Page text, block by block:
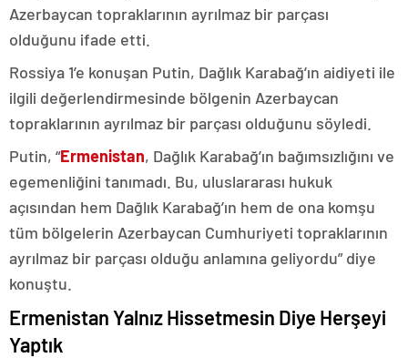
Azerbaycan topraklarının ayrılmaz bir parçası
olduğunu ifade etti.
Rossiya 1’e konuşan Putin, Dağlık Karabağ’ın aidiyeti ile
ilgili değerlendirmesinde bölgenin Azerbaycan
topraklarının ayrılmaz bir parçası olduğunu söyledi.
Putin, “Ermenistan, Dağlık Karabağ’ın bağımsızlığını ve
egemenliğini tanımadı. Bu, uluslararası hukuk
açısından hem Dağlık Karabağ’ın hem de ona komşu
tüm bölgelerin Azerbaycan Cumhuriyeti topraklarının
ayrılmaz bir parçası olduğu anlamına geliyordu” diye
konuştu.
Ermenistan Yalnız Hissetmesin Diye Herşeyi
Yaptık